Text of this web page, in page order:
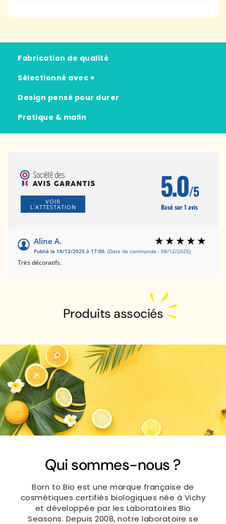
Fabrication de qualité
Sélectionné avec ♥
Design pensé pour durer
Pratique & malin
VOIR
L'ATTESTATION
5.0/5
Basé sur 1 avis
Aline A.
Publié le 18/12/2025 à 17:00. (Date de commande : 08/12/2025)
Très décoratifs.
Produits associés
Qui sommes-nous ?
Born to Bio est une marque française de
cosmétiques certifiés biologiques née à Vichy
et développée par les Laboratoires Bio
Seasons. Depuis 2008, notre laboratoire se